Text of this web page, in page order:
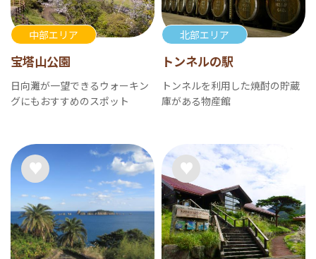
中部エリア
宝塔山公園
日向灘が一望できるウォーキン
グにもおすすめのスポット
北部エリア
トンネルの駅
トンネルを利用した焼酎の貯蔵
庫がある物産館